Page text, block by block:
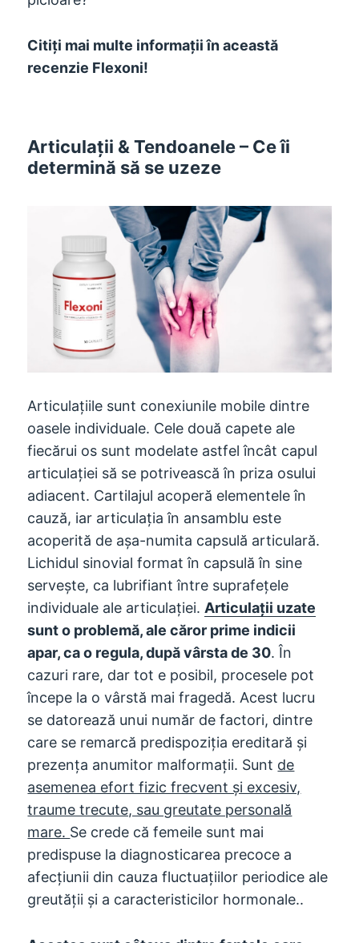
Citiți mai multe informații în această
recenzie Flexoni!
Articulații & Tendoanele – Ce îi
determină să se uzeze
Articulațiile sunt conexiunile mobile dintre
oasele individuale. Cele două capete ale
fiecărui os sunt modelate astfel încât capul
articulației să se potrivească în priza osului
adiacent. Cartilajul acoperă elementele în
cauză, iar articulația în ansamblu este
acoperită de așa-numita capsulă articulară.
Lichidul sinovial format în capsulă în sine
servește, ca lubrifiant între suprafețele
individuale ale articulației.Articulații uzate
sunt o problemă, ale căror prime indicii
apar, ca o regula, după vârsta de 30. În
cazuri rare, dar tot e posibil, procesele pot
începe la o vârstă mai fragedă. Acest lucru
se datorează unui număr de factori, dintre
care se remarcă predispoziţia ereditară şi
prezenţa anumitor malformaţii. Sunt de
asemenea efort fizic frecvent și excesiv,
traume trecute, sau greutate personală
mare. Se crede că femeile sunt mai
predispuse la diagnosticarea precoce a
afecțiunii din cauza fluctuațiilor periodice ale
greutății și a caracteristicilor hormonale..